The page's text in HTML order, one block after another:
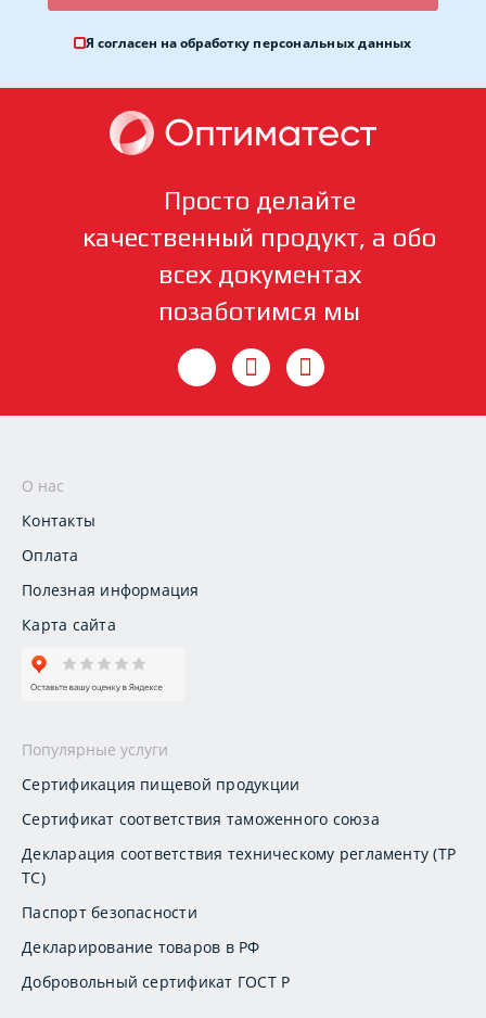
Я согласен на обработку персональных данных
Просто делайте
качественный продукт, а обо
всех документах
позаботимся мы
О нас
Контакты
Оплата
Полезная информация
Карта сайта
Популярные услуги
Сертификация пищевой продукции
Сертификат соответствия таможенного союза
Декларация соответствия техническому регламенту (ТР
ТС)
Паспорт безопасности
Декларирование товаров в РФ
Добровольный сертификат ГОСТ Р